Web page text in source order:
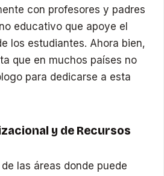
con profesores y padres
educativo que apoye el
los estudiantes. Ahora bien,
que en muchos países no
para dedicarse a esta
y de Recursos
las áreas donde puede